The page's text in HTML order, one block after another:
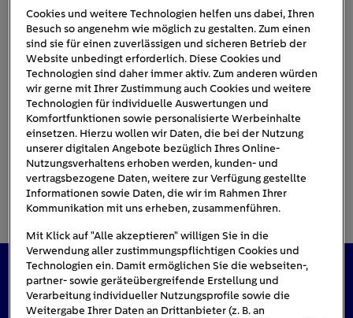
Cupra-Leon
Das könnte Sie auch interessieren
Cookies und weitere Technologien helfen uns dabei, Ihren
Besuch so angenehm wie möglich zu gestalten. Zum einen
sind sie für einen zuverlässigen und sicheren Betrieb der
Website unbedingt erforderlich. Diese Cookies und
Technologien sind daher immer aktiv. Zum anderen würden
wir gerne mit Ihrer Zustimmung auch Cookies und weitere
Technologien für individuelle Auswertungen und
Komfortfunktionen sowie personalisierte Werbeinhalte
einsetzen. Hierzu wollen wir Daten, die bei der Nutzung
unserer digitalen Angebote bezüglich Ihres Online-
Nutzungsverhaltens erhoben werden, kunden- und
vertragsbezogene Daten, weitere zur Verfügung gestellte
Informationen sowie Daten, die wir im Rahmen Ihrer
Kommunikation mit uns erheben, zusammenführen.
Mit Klick auf "Alle akzeptieren" willigen Sie in die
Verwendung aller zustimmungspflichtigen Cookies und
Technologien ein. Damit ermöglichen Sie die webseiten-,
partner- sowie geräteübergreifende Erstellung und
Verarbeitung individueller Nutzungsprofile sowie die
Weitergabe Ihrer Daten an Drittanbieter (z. B. an